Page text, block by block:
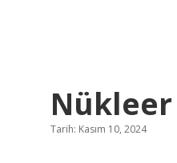
Nükleer
Tarih: Kasım 10, 2024